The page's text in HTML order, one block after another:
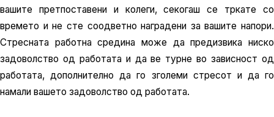
вашите претпоставени и колеги, секогаш се тркате со
времето и не сте соодветно наградени за вашите напори.
Стресната работна средина може да предизвика ниско
задоволство од работата и да ве турне во зависност од
работата, дополнително да го зголеми стресот и да го
намали вашето задоволство од работата.